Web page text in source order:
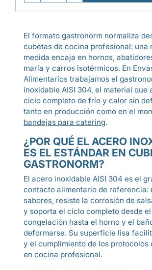
El formato gastronorm normaliza
cubetas de cocina profesional: una
medida encaja en hornos,
maría y carros isotérmicos. En
Alimentarios trabajamos el
inoxidable AISI 304, el material que
ciclo completo de frío y calor sin
tanto en producción como en el
bandejas para catering.
¿POR QUÉ EL ACERO
ES EL ESTÁNDAR EN
GASTRONORM?
El acero inoxidable AISI 304 es el
contacto alimentario de referencia:
sabores, resiste la corrosión de
y soporta el ciclo completo desde
congelación hasta el horno y el
deformarse. Su superficie lisa
y el cumplimiento de los protocolos
en cocina profesional.